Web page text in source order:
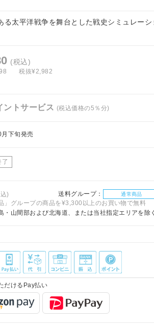
る太平洋戦争を舞台とした戦史シミュレーシ
(税込)
税抜¥2,982
ントサービス (税込価格の5％分)
下旬発売
了
) 送料グループ： 通常商品
」グループの商品を¥3,300以上のお買い物で無料
・山間部および北海道、または当社指定エリアを除く
だけるPay払い